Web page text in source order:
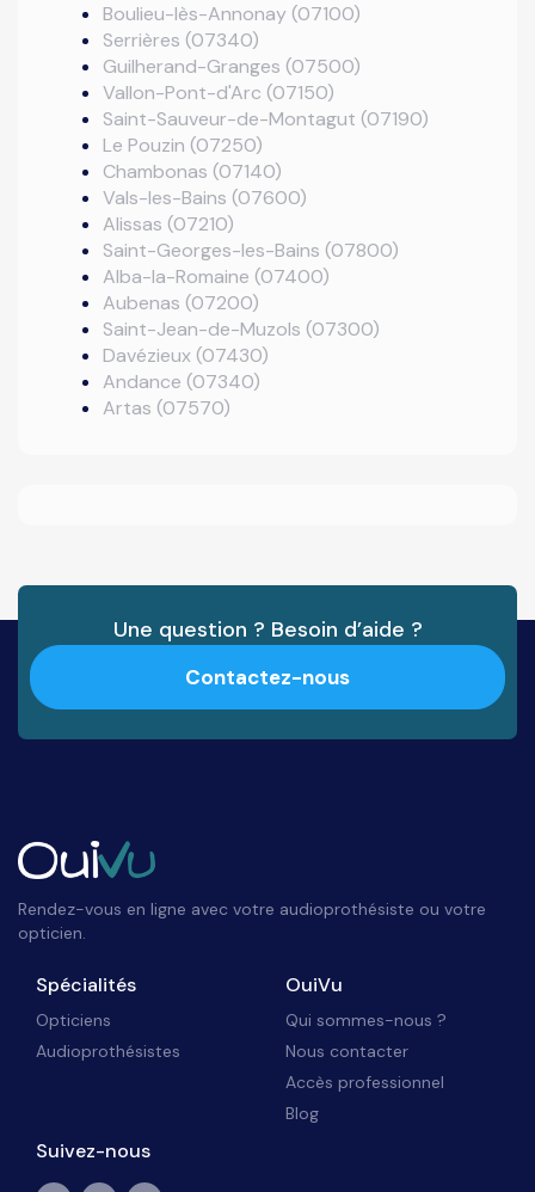
Boulieu-lès-Annonay (07100)
Serrières (07340)
Guilherand-Granges (07500)
Vallon-Pont-d'Arc (07150)
Saint-Sauveur-de-Montagut (07190)
Le Pouzin (07250)
Chambonas (07140)
Vals-les-Bains (07600)
Alissas (07210)
Saint-Georges-les-Bains (07800)
Alba-la-Romaine (07400)
Aubenas (07200)
Saint-Jean-de-Muzols (07300)
Davézieux (07430)
Andance (07340)
Artas (07570)
Une question ? Besoin d’aide ?
Contactez-nous
Rendez-vous en ligne avec votre audioprothésiste ou votre
opticien.
Spécialités
Opticiens
Audioprothésistes
OuiVu
Qui sommes-nous ?
Nous contacter
Accès professionnel
Blog
Suivez-nous